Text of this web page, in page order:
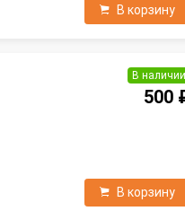
В корзину
В наличии
500
В корзину